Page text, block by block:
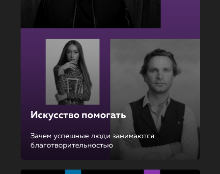
Искусство помогать
Зачем успешные люди занимаются
благотворительностью